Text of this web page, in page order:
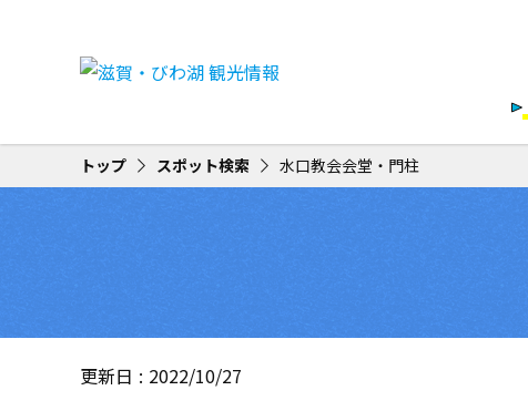
トップ スポット検索 水口教会会堂・門柱
更新日 2022/10/27